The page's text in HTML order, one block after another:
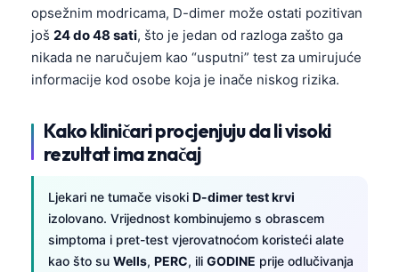
opsežnim modricama, D-dimer može ostati pozitivan
još 24 do 48 sati, što je jedan od razloga zašto ga
nikada ne naručujem kao “usputni” test za umirujuće
informacije kod osobe koja je inače niskog rizika.
Kako kliničari procjenjuju da li visoki
rezultat ima značaj
Ljekari ne tumače visoki D-dimer test krvi
izolovano. Vrijednost kombinujemo s obrascem
simptoma i pret-test vjerovatnoćom koristeći alate
kao što su Wells, PERC, ili GODINE prije odlučivanja